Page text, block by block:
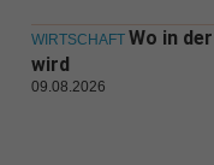
WIRTSCHAFT Wo in
wird
09.08.2026